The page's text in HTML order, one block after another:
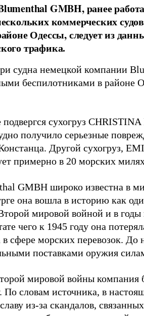
GMBH, ранее
коммерческих судов
Одессы, следует из
трафика.
судна немецкой компании
беспилотниками в районе
сухогруз
получило серьезные
Другой сухогруз,
примерно в 20 морских
GMBH широко известна в
она вошла в историю как
мировой войной и в
чего к 1945 году она
в сфере морских перевозок.
поставками оружия
мировой войны компания
По словам источника, в
из-за скандалов,